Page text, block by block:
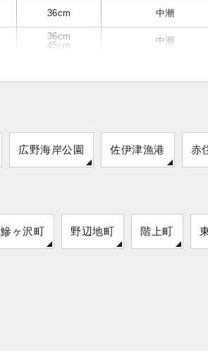
36cm 中潮
36cm
45cm
中潮
広野海岸公園 佐伊津漁港 赤
鰺ヶ沢町 野辺地町 階上町